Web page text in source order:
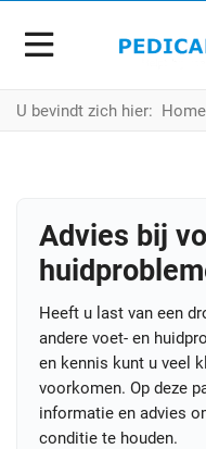
U bevindt zich hier: Home
Advies bij
Heeft u last van een
andere voet- en
en kennis kunt u veel
voorkomen. Op deze
informatie en advies
conditie te houden.